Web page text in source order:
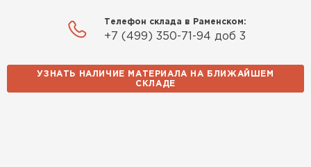
Телефон склада в Раменском:
+7 (499) 350-71-94 доб 3
УЗНАТЬ НАЛИЧИЕ МАТЕРИАЛА НА БЛИЖАЙШЕМ
СКЛАДЕ